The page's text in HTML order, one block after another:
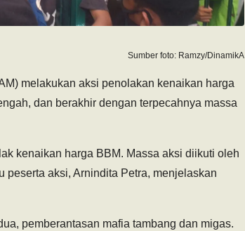
Sumber foto: Ramzy/DinamikA
melakukan aksi penolakan kenaikan harga
dan berakhir dengan terpecahnya massa
kenaikan harga BBM. Massa aksi diikuti oleh
peserta aksi, Arnindita Petra, menjelaskan
pemberantasan mafia tambang dan migas.